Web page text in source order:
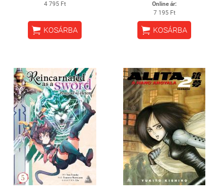
4 795 Ft
 KOSÁRBA
Online ár:
7 195 Ft
 KOSÁRBA